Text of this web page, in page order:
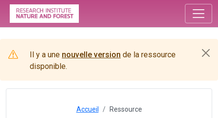
Il y a une nouvelle version de la ressource
disponible.
Accueil Ressource